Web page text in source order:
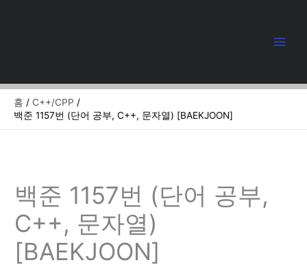
너
홈
C++/CPP
백준 1157번 (단어 공부, C++, 문자열) [BAEKJOON]
백준 1157번 (단어 공부,
C++, 문자열)
[BAEKJOON]